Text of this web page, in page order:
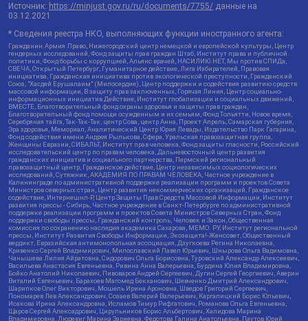
Источник: https://minjust.gov.ru/ru/documents/7755/ данные на
03.12.2021
* Сведения реестра НКО, выполняющих функции иностранного агента:
Гражданин.Армия.Право, Нижегородский центр немецкой и европейской культуры, Центр
гендерных исследований, Фонд защиты прав граждан Штаб, Институт права и публичной
политики, Фонд борьбы с коррупцией, Альянс врачей, НАСИЛИЮ.НЕТ, Мы против СПИДа,
СВЕЧА, Открытый Петербург, Гуманитарное действие, Лига Избирателей, Правовая
инициатива, Гражданская инициатива против экологической преступности, Гражданский
Союз, "Хасдей Ерушалаим" (Милосердие), Центр поддержки и содействия развитию средств
массовой информации, В защиту прав заключенных, Горячая Линия, Центр социально-
информационных инициатив Действие, Институт глобализации и социальных движений,
ВМЕСТЕ, Благотворительный фонд охраны здоровья и защиты прав граждан,
Благотворительный фонд помощи осужденным и их семьям, Фонд Тольятти, Новое время,
Серебряная тайга, Так-Так-Так, центр Сова, центр Анна, Проект Апрель, Самарская губерния,
Эра здоровья, Мемориал, Аналитический Центр Юрия Левады, Издательство Парк Гагарина,
Фонд содействия имени Андрея Рылькова, Сфера, Уральская правозащитная группа,
Женщины Евразии, СИБАЛЬТ, Институт прав человека, Фонд защиты гласности, Российский
исследовательский центр по правам человека, Дальневосточный центр развития
гражданских инициатив и социального партнерства, Пермский региональный
правозащитный центр, Гражданское действие, Центр независимых социологических
исследований, Сутяжник, АКАДЕМИЯ ПО ПРАВАМ ЧЕЛОВЕКА, Частное учреждение в
Калининграде по административной поддержке реализации программ и проектов Совета
Министров северных стран, Центр развития некоммерческих организаций, Гражданское
содействие, Интернешнл-Р, Центр Защиты Прав Средств Массовой Информации, Институт
развития прессы - Сибирь, Частное учреждение в Санкт-Петербурге по административной
поддержке реализации программ и проектов Совета Министров Северных Стран, Фонд
поддержки свободы прессы, Гражданский контроль, Человек и Закон, Общественная
комиссия по сохранению наследия академика Сахарова, МЕМО. РУ, Институт региональной
прессы, Институт Развития Свободы Информации, Экозащита!-Женсовет, Общественный
вердикт, Евразийская антимонопольная ассоциация, Дзугкоева Регина Николаевна,
Кривенко Сергей Владимирович, Милославский Павел Юрьевич, Шнырова Ольга Вадимовна,
Чанышева Лилия Айратовна, Сидорович Ольга Борисовна, Туровский Александр Алексеевич,
Васильева Анастасия Евгеньевна, Ривина Анна Валерьевна, Бурдина Юлия Владимировна,
Бойко Анатолий Николаевич, Пивоваров Андрей Сергеевич, Дугин Сергей Георгиевич, Аверин
Виталий Евгеньевич, Барахоев Магомед Бекханович, Шевченко Дмитрий Александрович,
Шарипков Олег Викторович, Мошель Ирина Ароновна, Шведов Григорий Сергеевич,
Пономарев Лев Александрович, Созаев Валерий Валерьевич, Каргалицкий Борис Юльевич,
Исакова Ирина Александровна, Исламов Тимур Рифгатович, Романова Ольга Евгеньевна,
Щаров Сергей Алексадрович, Цирульников Борис Альбертович, Халидова Марина
Владимировна, Людевиг Марина Зариевна, Федотова Галина Анатольевна, Паутов Юрий